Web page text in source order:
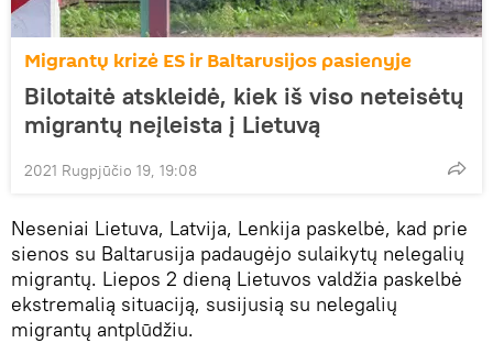
Migrantų krizė ES ir Baltarusijos pasienyje
Bilotaitė atskleidė, kiek iš viso neteisėtų
migrantų neįleista į Lietuvą
2021 Rugpjūčio 19, 19:08
Neseniai Lietuva, Latvija, Lenkija paskelbė, kad prie
sienos su Baltarusija padaugėjo sulaikytų nelegalių
migrantų. Liepos 2 dieną Lietuvos valdžia paskelbė
ekstremalią situaciją, susijusią su nelegalių
migrantų antplūdžiu.